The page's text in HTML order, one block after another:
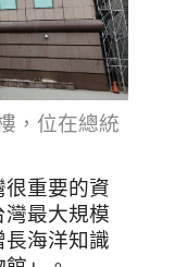
，位在總統
很重要的資
灣最大規模
長海洋知識